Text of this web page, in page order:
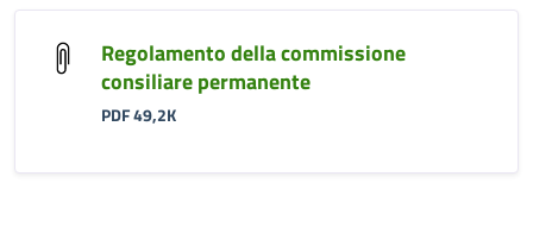
Regolamento della commissione
consiliare permanente
PDF 49,2K